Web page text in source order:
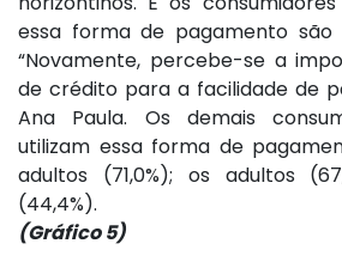
essa forma de pagamento são
“Novamente, percebe-se a
de crédito para a facilidade de
Ana Paula. Os demais
utilizam essa forma de
adultos (71,0%); os adultos
(44,4%).
(Gráfico 5)